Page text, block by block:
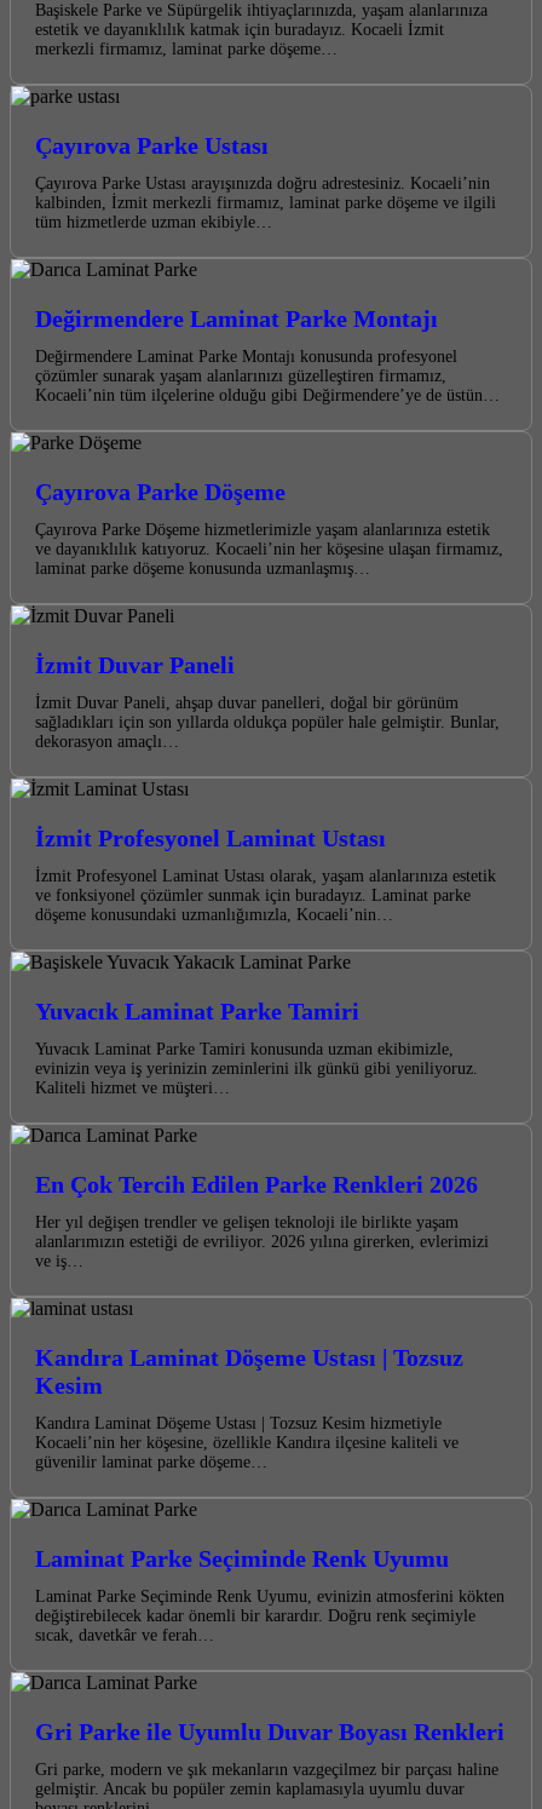
Başiskele Parke ve Süpürgelik ihtiyaçlarınızda, yaşam alanlarınıza
estetik ve dayanıklılık katmak için buradayız. Kocaeli İzmit
merkezli firmamız, laminat parke döşeme…
Çayırova Parke Ustası
Çayırova Parke Ustası arayışınızda doğru adrestesiniz. Kocaeli’nin
kalbinden, İzmit merkezli firmamız, laminat parke döşeme ve ilgili
tüm hizmetlerde uzman ekibiyle…
Değirmendere Laminat Parke Montajı
Değirmendere Laminat Parke Montajı konusunda profesyonel
çözümler sunarak yaşam alanlarınızı güzelleştiren firmamız,
Kocaeli’nin tüm ilçelerine olduğu gibi Değirmendere’ye de üstün…
Çayırova Parke Döşeme
Çayırova Parke Döşeme hizmetlerimizle yaşam alanlarınıza estetik
ve dayanıklılık katıyoruz. Kocaeli’nin her köşesine ulaşan firmamız,
laminat parke döşeme konusunda uzmanlaşmış…
İzmit Duvar Paneli
İzmit Duvar Paneli, ahşap duvar panelleri, doğal bir görünüm
sağladıkları için son yıllarda oldukça popüler hale gelmiştir. Bunlar,
dekorasyon amaçlı…
İzmit Profesyonel Laminat Ustası
İzmit Profesyonel Laminat Ustası olarak, yaşam alanlarınıza estetik
ve fonksiyonel çözümler sunmak için buradayız. Laminat parke
döşeme konusundaki uzmanlığımızla, Kocaeli’nin…
Yuvacık Laminat Parke Tamiri
Yuvacık Laminat Parke Tamiri konusunda uzman ekibimizle,
evinizin veya iş yerinizin zeminlerini ilk günkü gibi yeniliyoruz.
Kaliteli hizmet ve müşteri…
En Çok Tercih Edilen Parke Renkleri 2026
Her yıl değişen trendler ve gelişen teknoloji ile birlikte yaşam
alanlarımızın estetiği de evriliyor. 2026 yılına girerken, evlerimizi
ve iş…
Kandıra Laminat Döşeme Ustası | Tozsuz
Kesim
Kandıra Laminat Döşeme Ustası | Tozsuz Kesim hizmetiyle
Kocaeli’nin her köşesine, özellikle Kandıra ilçesine kaliteli ve
güvenilir laminat parke döşeme…
Laminat Parke Seçiminde Renk Uyumu
Laminat Parke Seçiminde Renk Uyumu, evinizin atmosferini kökten
değiştirebilecek kadar önemli bir karardır. Doğru renk seçimiyle
sıcak, davetkâr ve ferah…
Gri Parke ile Uyumlu Duvar Boyası Renkleri
Gri parke, modern ve şık mekanların vazgeçilmez bir parçası haline
gelmiştir. Ancak bu popüler zemin kaplamasıyla uyumlu duvar